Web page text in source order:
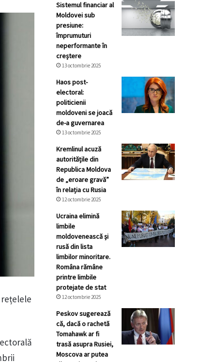
Sistemul financiar al
Moldovei sub
presiune:
împrumuturi
neperformante în
creștere
13 octombrie 2025
Haos post-
electoral:
politicienii
moldoveni se joacă
de-a guvernarea
13 octombrie 2025
Kremlinul acuză
autoritățile din
Republica Moldova
de „eroare gravă”
în relația cu Rusia
12 octombrie 2025
Ucraina elimină
limbile
moldovenească și
rusă din lista
limbilor minoritare.
Româna rămâne
printre limbile
protejate de stat
12 octombrie 2025
Peskov sugerează
că, dacă o rachetă
Tomahawk ar fi
trasă asupra Rusiei,
Moscova ar putea